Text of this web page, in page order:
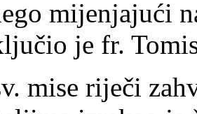
mijenjajući
je fr.
mise riječi